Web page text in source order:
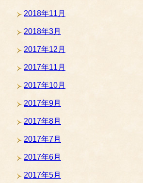
2018年11月
2018年3月
2017年12月
2017年11月
2017年10月
2017年9月
2017年8月
2017年7月
2017年6月
2017年5月